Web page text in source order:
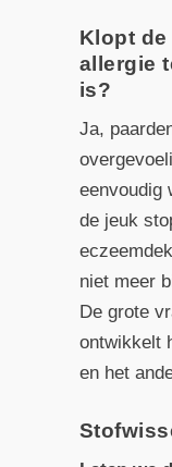
Klopt
allergie
is?
Ja,
eenvoudig
de jeuk
niet meer
De grote
ontwikkelt
en het